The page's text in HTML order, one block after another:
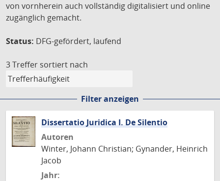
von vornherein auch vollständig digitalisiert und online
zugänglich gemacht.
Status: DFG-gefördert, laufend
3 Treffer sortiert nach
Filter anzeigen
Dissertatio Juridica I. De Silentio
Autoren
Winter, Johann Christian; Gynander, Heinrich
Jacob
Jahr: